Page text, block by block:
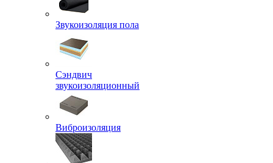
Звукоизоляция пола
Сэндвич
звукоизоляционный
Виброизоляция